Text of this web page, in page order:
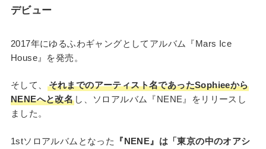
デビュー
2017年にゆるふわギャングとしてアルバム『Mars Ice
House』を発売。
そして、
それまでのアーティスト名であったSophieeから
NENEへと改名 し、ソロアルバム『NENE』をリリースし
ました。
1stソロアルバムとなった
『NENE』は「東京の中のオアシ